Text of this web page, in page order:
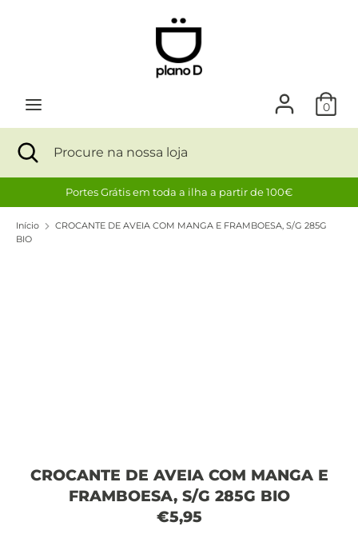
0
loja
ProcurarProcure
nossa
Fechar
Portes Grátis em toda a ilha a partir de 100€
Início
CROCANTE DE AVEIA COM MANGA E FRAMBOESA, S/G 285G
BIO
CROCANTE DE AVEIA COM MANGA E
FRAMBOESA, S/G 285G BIO
€5,95